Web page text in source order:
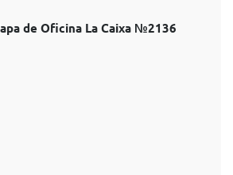
de Oficina La Caixa №2136